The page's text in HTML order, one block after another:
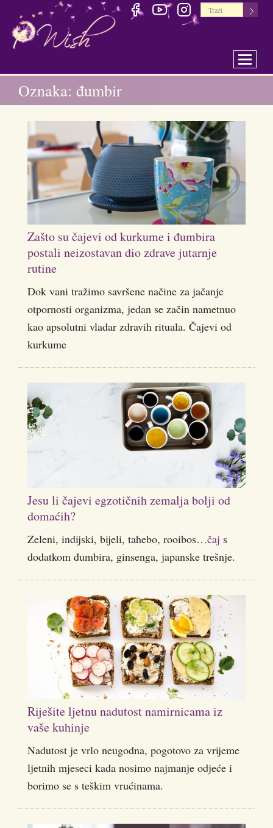
Oznaka: đumbir
Zašto su čajevi od kurkume i đumbira
postali neizostavan dio zdrave jutarnje
rutine
Dok vani tražimo savršene načine za jačanje
otpornosti organizma, jedan se začin nametnuo
kao apsolutni vladar zdravih rituala. Čajevi od
kurkume
Jesu li čajevi egzotičnih zemalja bolji od
domaćih?
Zeleni, indijski, bijeli, tahebo, rooibos…čaj s
dodatkom đumbira, ginsenga, japanske trešnje.
Riješite ljetnu nadutost namirnicama iz
vaše kuhinje
Nadutost je vrlo neugodna, pogotovo za vrijeme
ljetnih mjeseci kada nosimo najmanje odjeće i
borimo se s teškim vrućinama.